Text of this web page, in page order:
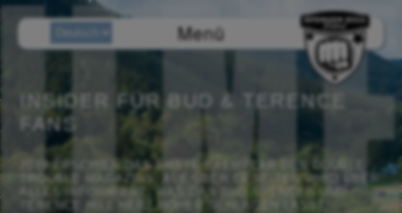
INSIDER FÜR BUD & TERENCE
FANS
2019 ERSCHIEN DAS ERSTE EXEMPLAR DES DOUBLE
TROUBLE MAGAZINS. AUF ÜBER 68 SEITEN WIRD ÜBER
ALLES INFORMIERT, WAS DAS BUD SPENCER UND
TERENCE HILL HERZ HÖHER SCHLAGEN LÄSST.
Menü